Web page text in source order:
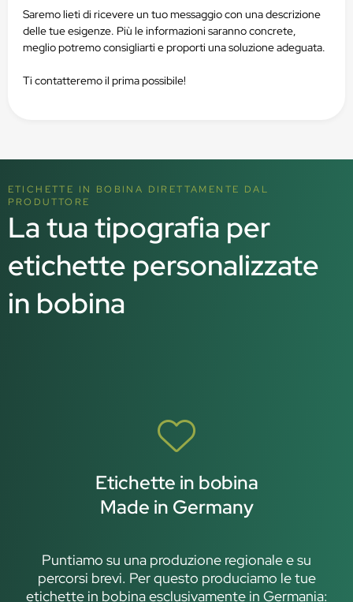
Saremo lieti di ricevere un tuo messaggio con una descrizione
delle tue esigenze. Più le informazioni saranno concrete,
meglio potremo consigliarti e proporti una soluzione adeguata.
Ti contatteremo il prima possibile!
ETICHETTE IN BOBINA DIRETTAMENTE DAL
PRODUTTORE
La tua tipografia per
etichette personalizzate
in bobina
Etichette in bobina
Made in Germany
Puntiamo su una produzione regionale e su
percorsi brevi. Per questo produciamo le tue
etichette in bobina esclusivamente in Germania: